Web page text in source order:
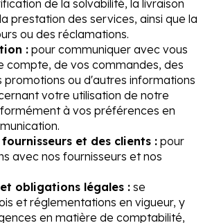
de la solvabilité, la livraison
prestation des services, ainsi que la
ou des réclamations.
: pour communiquer avec vous
compte, de vos commandes, des
promotions ou d'autres informations
votre utilisation de notre
à vos préférences en
et des clients : pour
avec nos fournisseurs et nos
obligations légales : se
et réglementations en vigueur, y
en matière de comptabilité,